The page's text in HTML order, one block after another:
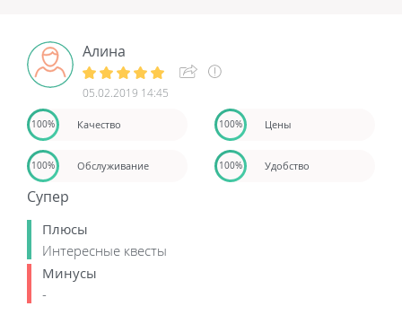
Алина
05.02.2019 14:45
100% Качество 100% Цены
100% Обслуживание 100% Удобство
Супер
Плюсы
Интересные квесты
Минусы
-